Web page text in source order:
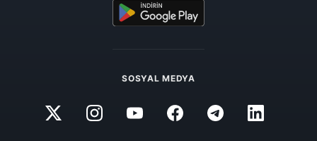
SOSYAL MEDYA